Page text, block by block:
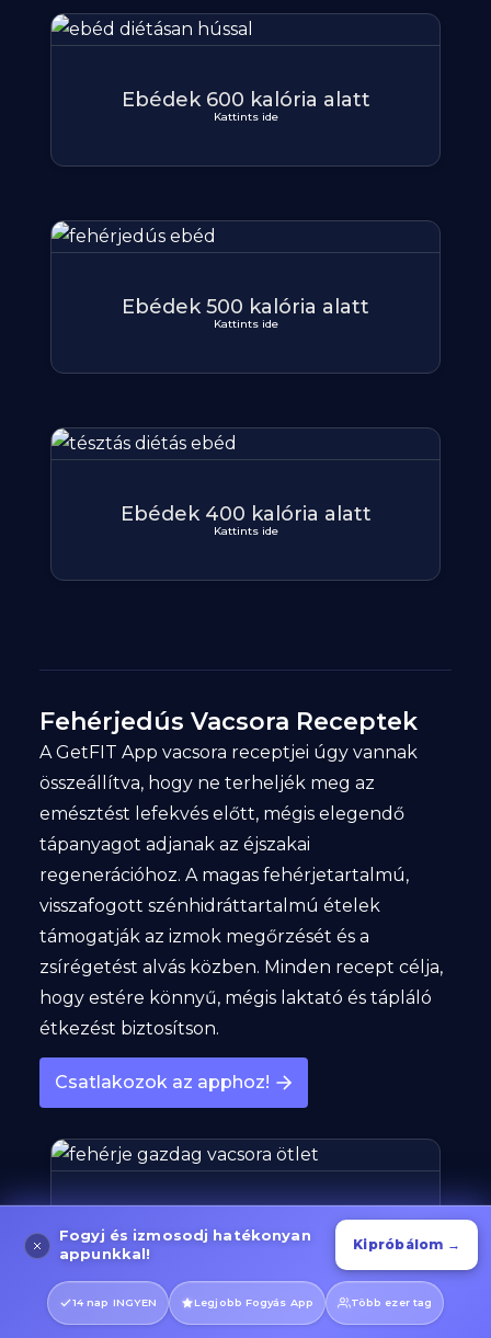
Ebédek 600 kalória alatt
Kattints ide
Ebédek 500 kalória alatt
Kattints ide
Ebédek 400 kalória alatt
Kattints ide
Fehérjedús Vacsora Receptek
A GetFIT App vacsora receptjei úgy vannak
összeállítva, hogy ne terheljék meg az
emésztést lefekvés előtt, mégis elegendő
tápanyagot adjanak az éjszakai
regenerációhoz. A magas fehérjetartalmú,
visszafogott szénhidráttartalmú ételek
támogatják az izmok megőrzését és a
zsírégetést alvás közben. Minden recept célja,
hogy estére könnyű, mégis laktató és tápláló
étkezést biztosítson.
Csatlakozok az apphoz!
Vacsorák 700-800 kalória alatt
Kattints ide
Fogyj és izmosodj hatékonyan
appunkkal!
Kipróbálom →
14 nap INGYEN Legjobb Fogyás App Több ezer tag